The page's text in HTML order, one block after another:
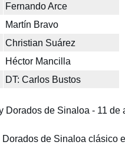
Fernando Arce
Martín Bravo
Christian Suárez
Héctor Mancilla
DT: Carlos Bustos
Dorados de Sinaloa - 11
de Sinaloa clásico